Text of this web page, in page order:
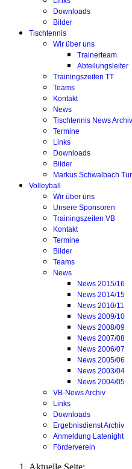
Downloads
Bilder
Tischtennis
Wir über uns
Trainerteam
Abteilungsleiter
Trainingszeiten TT
Teams
Kontakt
News
Tischtennis News Archiv
Termine
Links
Downloads
Bilder
Markus Schwalbach
Volleyball
Wir über uns
Unsere Sponsoren
Trainingszeiten VB
Kontakt
Termine
Bilder
Teams
News
News 2015/16
News 2014/15
News 2010/11
News 2009/10
News 2008/09
News 2007/08
News 2006/07
News 2005/06
News 2003/04
News 2004/05
VB-News Archiv
Links
Downloads
Ergebnisdienst Archiv
Anmeldung Latenight
Förderverein
Aktuelle Seite: